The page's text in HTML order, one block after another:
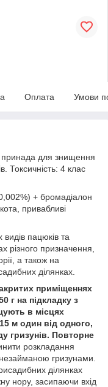
Оплата Умови
принада для знищення
Токсичність: 4 клас
+ бромадіалон
привабливі
пацюків та
різного призначення,
а також на
ділянках.
приміщеннях
г на підкладку з
в місцях
м один від одного,
гризунів. Повторне
розкладання
гризунами.
ділянках
нору, засипаючи вхід